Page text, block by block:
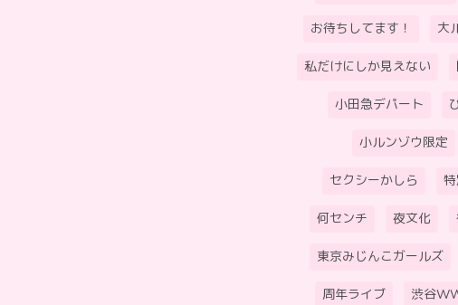
お待ちしてます！ 大
私だけにしか見えない
小田急デパート
小ルンゾウ限定
セクシーかしら
何センチ 夜文化
東京みじんこガールズ
周年ライブ 渋谷